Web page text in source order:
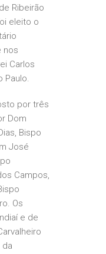
Ribeirão
eleito o
nos
Carlos
Paulo.
por três
Dom
Bispo
José
Campos,
Os
e de
da